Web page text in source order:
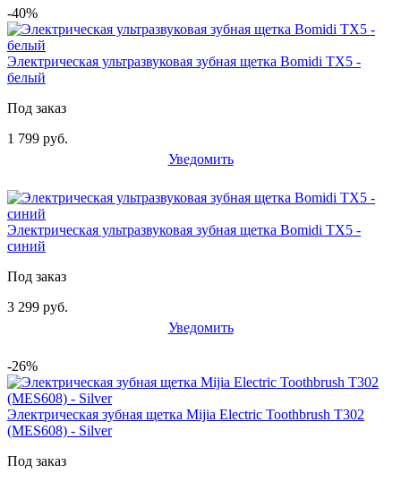
-40%
Электрическая ультразвуковая зубная щетка Bomidi TX5 -
белый
Под заказ
1 799 руб.
Уведомить
Электрическая ультразвуковая зубная щетка Bomidi TX5 -
синий
Под заказ
3 299 руб.
Уведомить
-26%
Электрическая зубная щетка Mijia Electric Toothbrush T302
(MES608) - Silver
Под заказ